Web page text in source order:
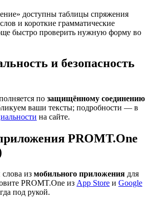
доступны таблицы спряжения
и короткие грамматические
быстро проверить нужную форму во
и безопасность
по защищённому соединению
ваши тексты; подробности — в
на сайте.
PROMT.One
из мобильного приложения для
PROMT.One из App Store и Google
под рукой.